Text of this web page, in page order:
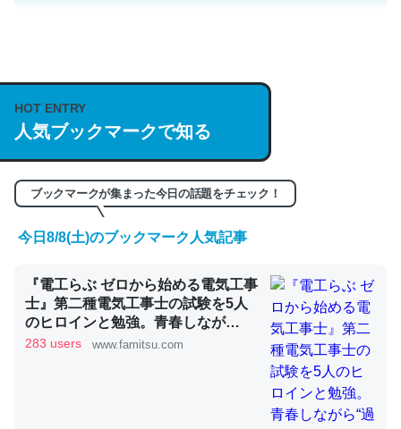
説してる記事が少ないので貴重な良記事。/続編来た
https://isobe324649.hatenablog.com/entry/2023/03/27
/064121
─GPTの仕組みと限界についての考察（１） - conceptualization
くらい。小説でいう「ずっと前の伏線」は回収されないけ
ど、短期記憶というには多い分量。進化すればするほど分
かりやすく強くなりそう
─GPTの仕組みと限界についての考察（１） - conceptualization
HOT ENTRY
人気ブックマークで知る
ブックマークが集まった今日の話題をチェック！
今日8/8(土)のブックマーク人気記事
『電工らぶ ゼロから始める電気工事
士』第二種電気工事士の試験を5人
のヒロインと勉強。青春しなが
ら“過去問1000問”や“本番形式CBT
283 users www.famitsu.com